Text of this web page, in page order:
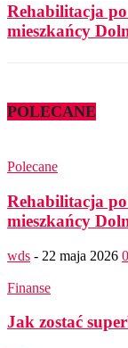
Rehabilitacja
mieszkańcy
POLECANE
Polecane
Rehabilitacja
mieszkańcy
wds - 22 maja 2026 0
Finanse
Jak zostać